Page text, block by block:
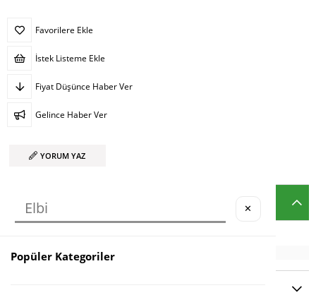
Favorilere Ekle
İstek Listeme Ekle
Fiyat Düşünce Haber Ver
Gelince Haber Ver
YORUM YAZ
ÜRÜN ÖZELLIKLERI ✕
Popüler Kategoriler